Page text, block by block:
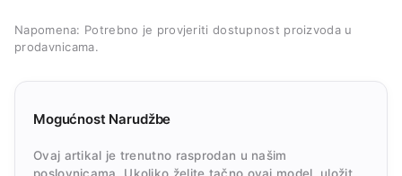
Napomena: Potrebno je provjeriti dostupnost proizvoda u
prodavnicama.
Mogućnost Narudžbe
Ovaj artikal je trenutno rasprodan u našim